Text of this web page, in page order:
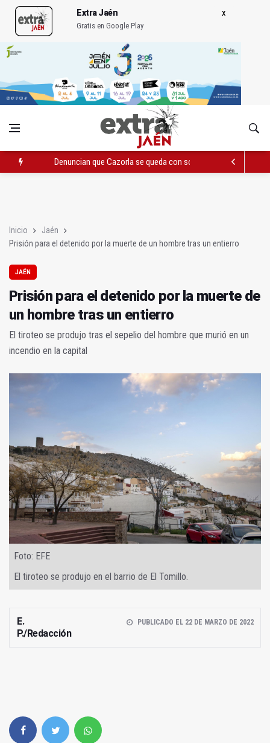
Extra Jaén
Gratis en Google Play
Denuncian que Cazorla se queda con solo dos bomberos por
Inicio
Jaén
Prisión para el detenido por la muerte de un hombre tras un entierro
JAÉN
Prisión para el detenido por la muerte de
un hombre tras un entierro
El tiroteo se produjo tras el sepelio del hombre que murió en un
incendio en la capital
Foto: EFE
El tiroteo se produjo en el barrio de El Tomillo.
E.
P./Redacción
PUBLICADO EL 22 DE MARZO DE 2022